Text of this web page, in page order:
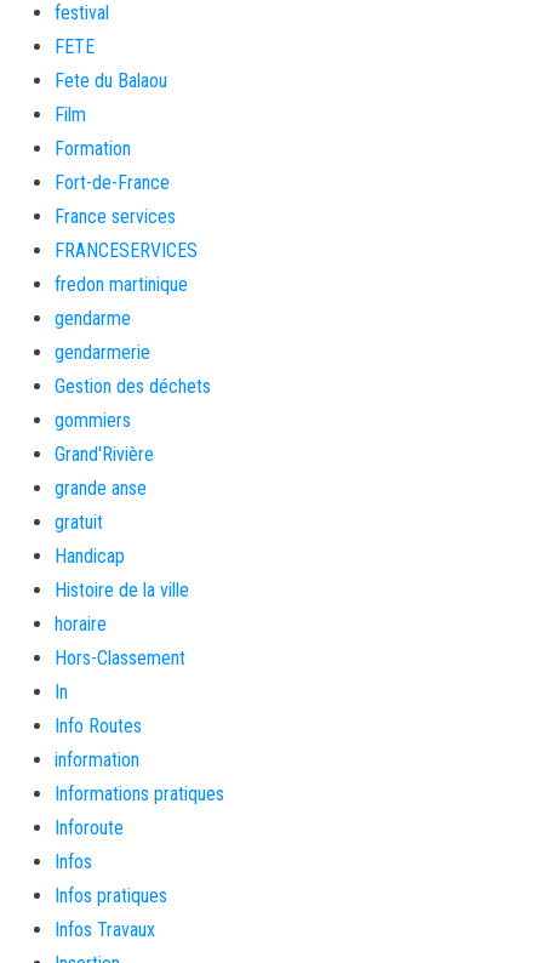
festival
FETE
Fete du Balaou
Film
Formation
Fort-de-France
France services
FRANCESERVICES
fredon martinique
gendarme
gendarmerie
Gestion des déchets
gommiers
Grand'Rivière
grande anse
gratuit
Handicap
Histoire de la ville
horaire
Hors-Classement
In
Info Routes
information
Informations pratiques
Inforoute
Infos
Infos pratiques
Infos Travaux